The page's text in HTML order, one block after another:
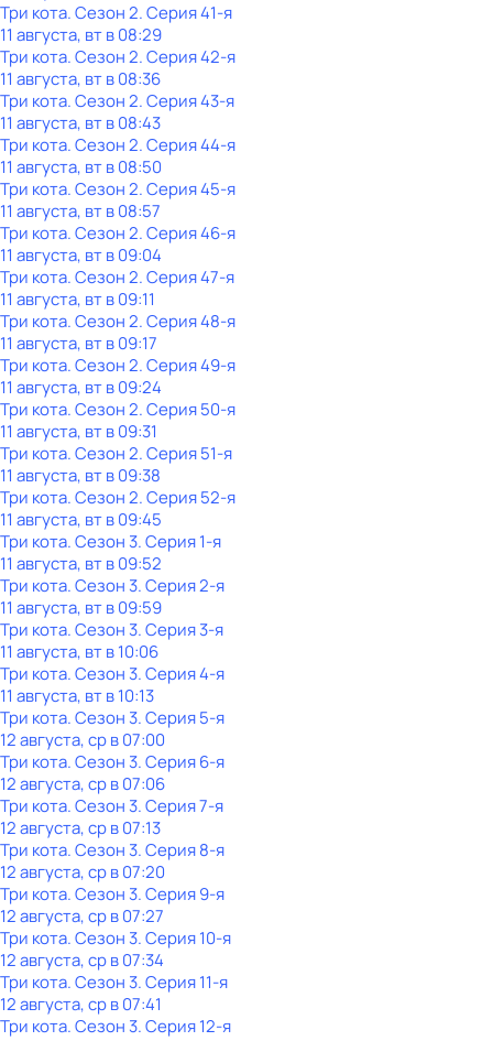
Три кота. Сезон 2. Серия 41-я
11 августа, вт в 08:29
Три кота. Сезон 2. Серия 42-я
11 августа, вт в 08:36
Три кота. Сезон 2. Серия 43-я
11 августа, вт в 08:43
Три кота. Сезон 2. Серия 44-я
11 августа, вт в 08:50
Три кота. Сезон 2. Серия 45-я
11 августа, вт в 08:57
Три кота. Сезон 2. Серия 46-я
11 августа, вт в 09:04
Три кота. Сезон 2. Серия 47-я
11 августа, вт в 09:11
Три кота. Сезон 2. Серия 48-я
11 августа, вт в 09:17
Три кота. Сезон 2. Серия 49-я
11 августа, вт в 09:24
Три кота. Сезон 2. Серия 50-я
11 августа, вт в 09:31
Три кота. Сезон 2. Серия 51-я
11 августа, вт в 09:38
Три кота. Сезон 2. Серия 52-я
11 августа, вт в 09:45
Три кота. Сезон 3. Серия 1-я
11 августа, вт в 09:52
Три кота. Сезон 3. Серия 2-я
11 августа, вт в 09:59
Три кота. Сезон 3. Серия 3-я
11 августа, вт в 10:06
Три кота. Сезон 3. Серия 4-я
11 августа, вт в 10:13
Три кота. Сезон 3. Серия 5-я
12 августа, ср в 07:00
Три кота. Сезон 3. Серия 6-я
12 августа, ср в 07:06
Три кота. Сезон 3. Серия 7-я
12 августа, ср в 07:13
Три кота. Сезон 3. Серия 8-я
12 августа, ср в 07:20
Три кота. Сезон 3. Серия 9-я
12 августа, ср в 07:27
Три кота. Сезон 3. Серия 10-я
12 августа, ср в 07:34
Три кота. Сезон 3. Серия 11-я
12 августа, ср в 07:41
Три кота. Сезон 3. Серия 12-я